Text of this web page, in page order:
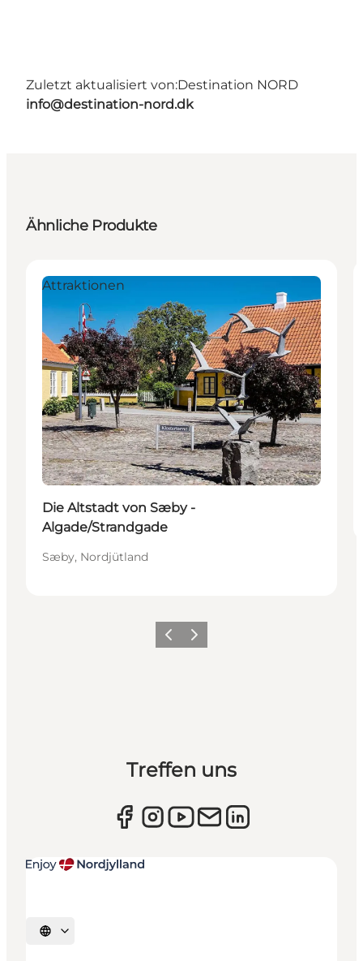
Zuletzt aktualisiert von:Destination NORD
info@destination-nord.dk
Ähnliche Produkte
Attraktionen
Die Altstadt von Sæby -
Algade/Strandgade
Sæby, Nordjütland
ZurückWeiter
Treffen uns
Sprache auswählen